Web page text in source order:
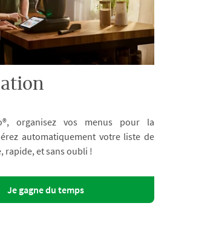
organisez vos menus pour la
automatiquement votre liste de
rapide, et sans oubli !
Je gagne du temps